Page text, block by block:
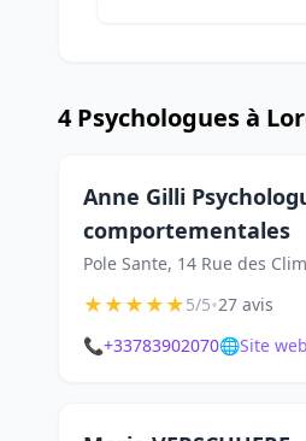
4 Psychologues à
Anne Gilli
comportementales
Pole Sante, 14 Rue des
★★★★★5/5•27 avis
📞+33783902070🌐Site web